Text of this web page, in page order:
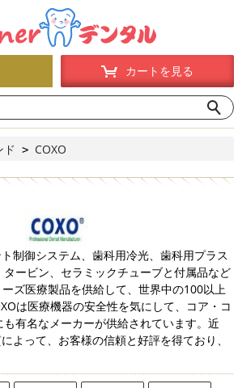
カートを見る
ド > COXO
制御システム、歯科用冷光、歯科用プラス
ービン、セラミックチューブと付属品など
ーズ医療製品を供給して、世界中の100以上
は医療機器の安全性を気にして、コア・コ
有名なメーカーが供給されています。近
よって、お客様の信頼と好評を得ており、